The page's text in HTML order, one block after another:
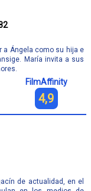
a Ángela como su hija e
María invita a sus
FilmAffinity
4,9
de actualidad, en el